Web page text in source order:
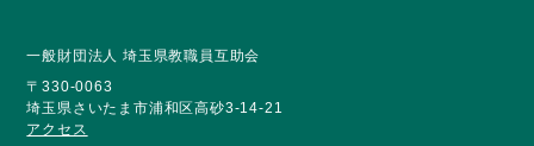
一般財団法人 埼玉県教職員互助会
〒330-0063
埼玉県さいたま市浦和区高砂3-14-21
アクセス